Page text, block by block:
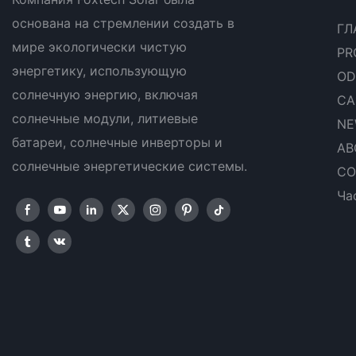
основана на стремлении создать в
мире экологически чистую
энергетику, использующую
солнечную энергию, включая
солнечные модули, литиевые
батареи, солнечные инверторы и
солнечные энергетические системы.